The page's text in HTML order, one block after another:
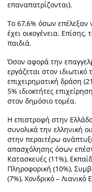
επαναπατρίζονται).
Το 67,6% όσων
έχει οικογένεια.
παιδιά.
Όσον αφορά την
εργάζεται στον
επιχειρηματική δράση
5% ιδιοκτήτες
στον δημόσιο τομέα.
Η επιστροφή στην
συνολικά την ελληνική
στην περαιτέρω
απασχόλησης όσων
Κατασκευές (11%),
Πληροφορική (10%),
(7%), Χονδρικό – Λιανικό